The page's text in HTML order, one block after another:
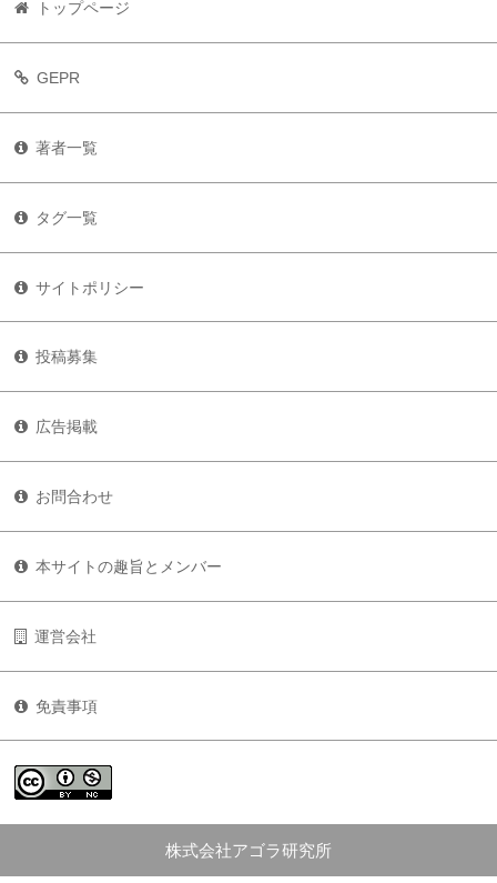
トップページ
GEPR
著者一覧
タグ一覧
サイトポリシー
投稿募集
広告掲載
お問合わせ
本サイトの趣旨とメンバー
運営会社
免責事項
株式会社アゴラ研究所